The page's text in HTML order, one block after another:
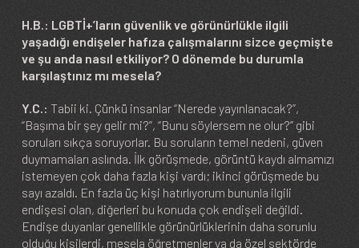
H.B.: LGBTİ+’ların güvenlik ve görünürlükle ilgili
yaşadığı endişeler hafıza çalışmalarını sizce geçmişte
ve şu anda nasıl etkiliyor? O dönemde bu durumla
karşılaştınız mı mesela?
Y.C.: Tabii ki. Çünkü insanlar “Nerede yayınlanacak?”,
“Başıma bir şey gelir mi?”, “Bunu söylersem ne olur?” gibi
soruları sıkça soruyorlar. Bu soruların temel nedeni, güven
duymamaları aslında. İlk görüşmede, görüntü kaydı almamızı
istemeyen çok daha fazla kişi vardı; ikinci görüşmede bu
sayı azaldı. En fazla üç kişi hatırlıyorum bununla ilgili
endişesi olan, diğerleri bu konuda çok endişeli değildi.
Endişe duyanlar genellikle görünürlüklerinin daha sorunlu
olduğu kişilerdi, mesela öğretmenler ya da özel sektörde